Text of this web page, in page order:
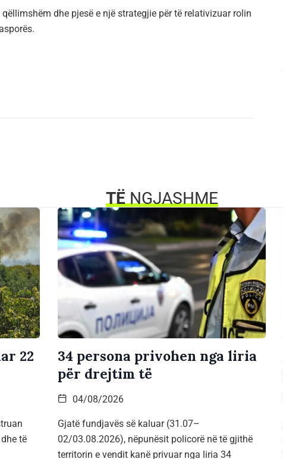
dhe pjesë e një strategjie për të relativizuar rolin
TËNGJASHME
22
të
34 persona privohen nga liria
për drejtim të
04/08/2026
Gjatë fundjavës së kaluar (31.07–
02/03.08.2026), nëpunësit policorë në të gjithë
territorin e vendit kanë privuar nga liria 34